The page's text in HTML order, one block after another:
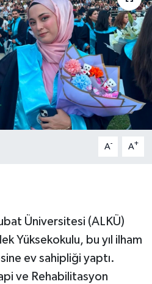
A- A+
Üniversitesi (ALKÜ)
Yüksekokulu, bu yıl ilham
ev sahipliği yaptı.
ve Rehabilitasyon